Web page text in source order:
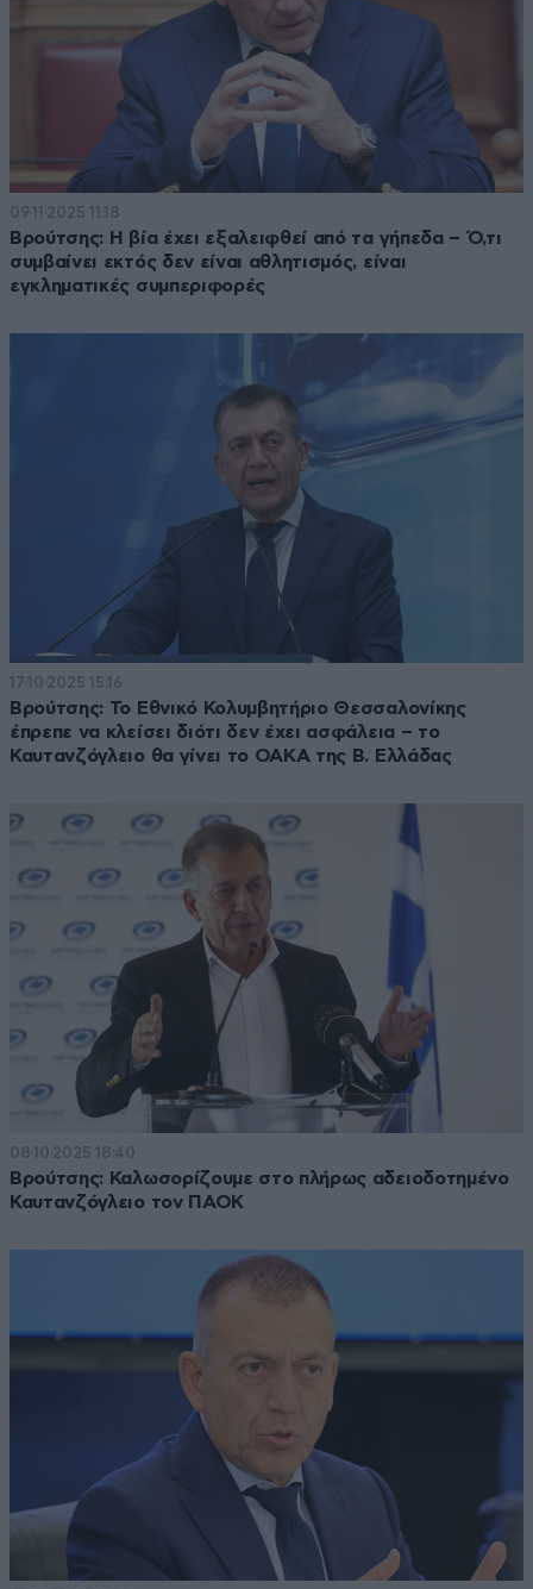
09·11·2025 11:18
Βρούτσης: Η βία έχει εξαλειφθεί από τα γήπεδα – Ό,τι
συμβαίνει εκτός δεν είναι αθλητισμός, είναι
εγκληματικές συμπεριφορές
17·10·2025 15:16
Βρούτσης: Το Εθνικό Κολυμβητήριο Θεσσαλονίκης
έπρεπε να κλείσει διότι δεν έχει ασφάλεια – το
Καυτανζόγλειο θα γίνει το ΟΑΚΑ της Β. Ελλάδας
08·10·2025 18:40
Βρούτσης: Καλωσορίζουμε στο πλήρως αδειοδοτημένο
Καυτανζόγλειο τον ΠΑΟΚ